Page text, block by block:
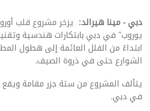
دبي - مينا هيرالد:
يزخر مشروع قلب
يوروب" في دبي بابتكارات هندسية
ابتداءً من الفلل العائمة إلى هطول
الشوارع حتى في ذروة الصيف.
يتألف المشروع من ستة جزر مقامة ويقع
في دبي.